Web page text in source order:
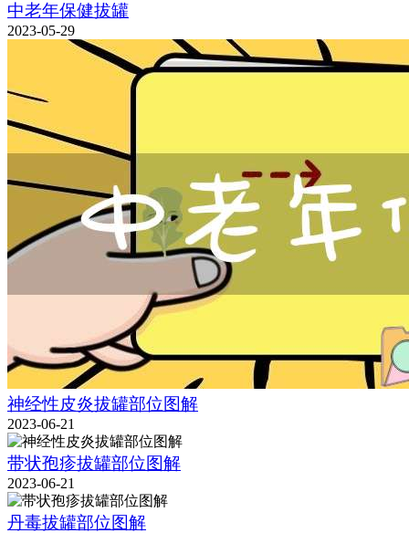
中老年保健拔罐
2023-05-29
神经性皮炎拔罐部位图解
2023-06-21
带状孢疹拔罐部位图解
2023-06-21
丹毒拔罐部位图解